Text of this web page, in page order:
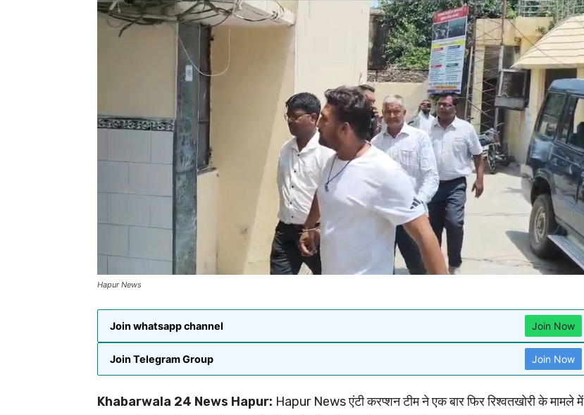
Hapur News
Join whatsapp channel Join Now
Join Telegram Group Join Now
Khabarwala 24 News Hapur: Hapur News एंटी करप्शन टीम ने एक बार फिर रिश्वतखोरी के मामले में